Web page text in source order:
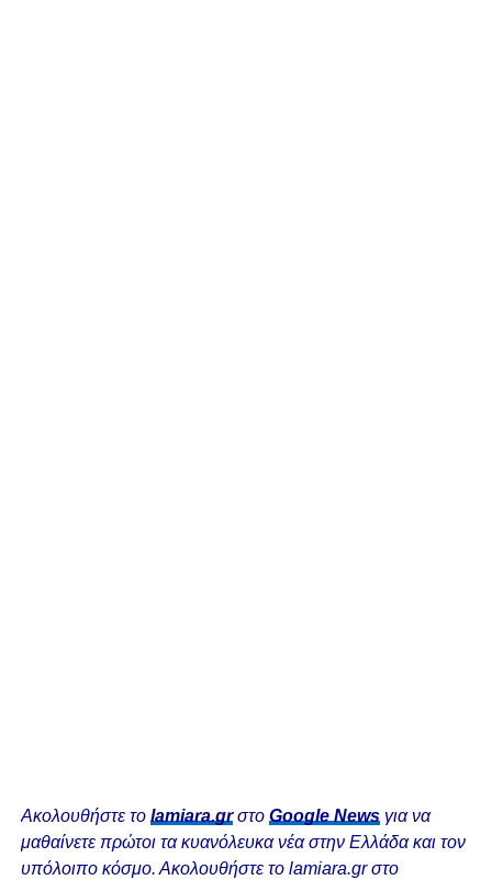
Ακολουθήστε το lamiara.grστο Google Newsγια να
μαθαίνετε πρώτοι τα κυανόλευκα νέα στην Ελλάδα και τον
υπόλοιπο κόσμο. Ακολουθήστε το lamiara.gr στο